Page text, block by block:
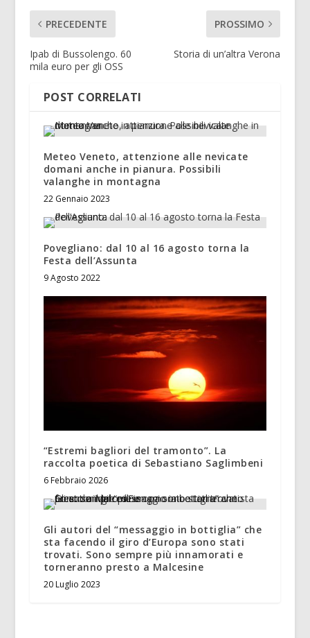
PRECEDENTE
Ipab di Bussolengo. 60
mila euro per gli OSS
PROSSIMO
Storia di un’altra Verona
POST CORRELATI
Meteo Veneto, attenzione alle nevicate
domani anche in pianura. Possibili
valanghe in montagna
22 Gennaio 2023
Povegliano: dal 10 al 16 agosto torna la
Festa dell’Assunta
9 Agosto 2022
“Estremi bagliori del tramonto”. La
raccolta poetica di Sebastiano Saglimbeni
6 Febbraio 2026
Gli autori del “messaggio in bottiglia” che
sta facendo il giro d’Europa sono stati
trovati. Sono sempre più innamorati e
torneranno presto a Malcesine
20 Luglio 2023